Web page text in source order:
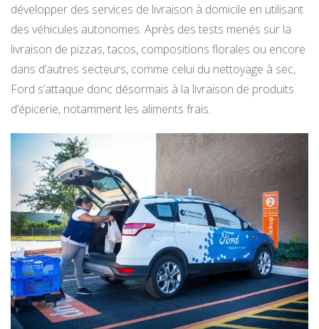
développer des services de livraison à domicile en utilisant
des véhicules autonomes. Après des tests menés sur la
livraison de pizzas, tacos, compositions florales ou encore
dans d’autres secteurs, comme celui du nettoyage à sec,
Ford s’attaque donc désormais à la livraison de produits
d’épicerie, notamment les aliments frais.